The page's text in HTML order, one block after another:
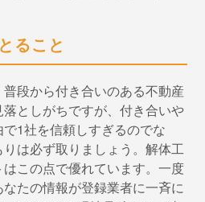
ること
段から付き合いのある不動産
としがちですが、付き合いや
1社を信頼しすぎるのでな
は必ず取りましょう。解体工
この点で優れています。一度
たの情報が登録業者に一斉に